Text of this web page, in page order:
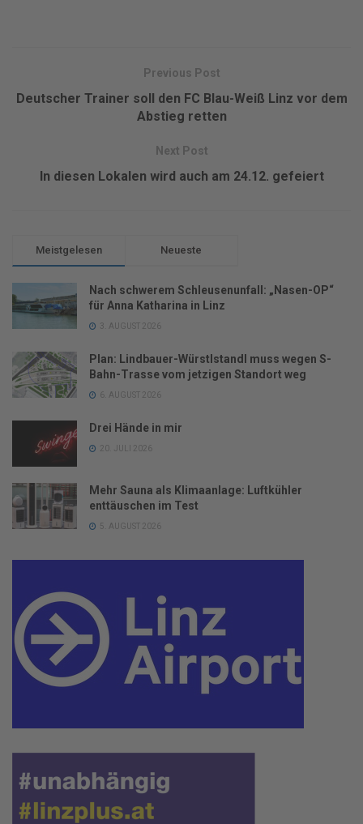
Previous Post
Deutscher Trainer soll den FC Blau-Weiß Linz vor dem
Abstieg retten
Next Post
In diesen Lokalen wird auch am 24.12. gefeiert
Meistgelesen Neueste
Nach schwerem Schleusenunfall: „Nasen-OP“
für Anna Katharina in Linz
3. AUGUST 2026
Plan: Lindbauer-Würstlstandl muss wegen S-
Bahn-Trasse vom jetzigen Standort weg
6. AUGUST 2026
Drei Hände in mir
20. JULI 2026
Mehr Sauna als Klimaanlage: Luftkühler
enttäuschen im Test
5. AUGUST 2026